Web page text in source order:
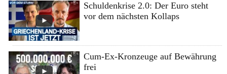
Schuldenkrise 2.0: Der Euro steht
vor dem nächsten Kollaps
Cum-Ex-Kronzeuge auf Bewährung
frei